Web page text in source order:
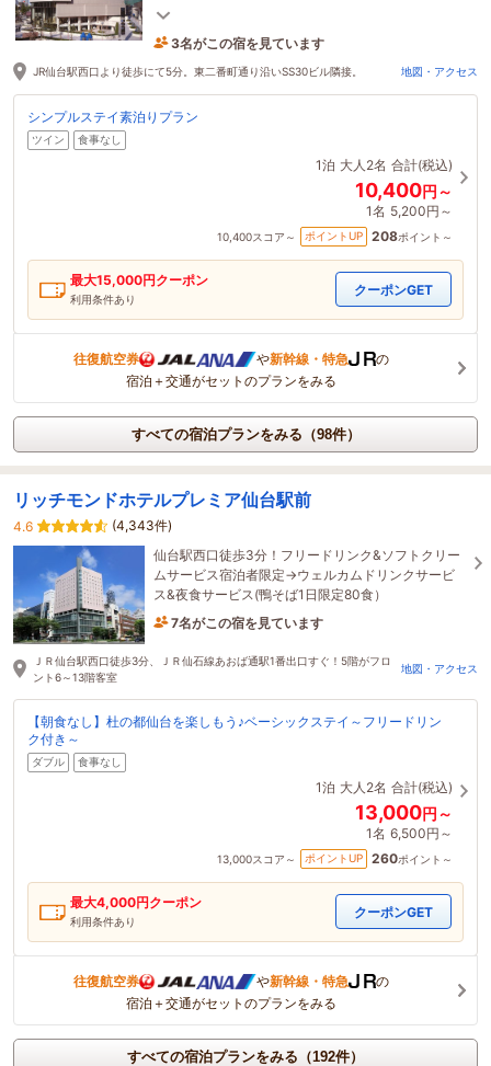
供する【宮城を旅する朝食ビュッフェ】もご賞味く
3名がこの宿を見ています
28分前に予約されました
JR仙台駅西口より徒歩にて5分。東二番町通り沿いSS30ビル隣接。 地図・アクセス
シンプルステイ素泊りプラン
ツイン 食事なし
1泊 大人2名 合計(税込)
10,400円～
1名 5,200円～
10,400スコア～ ポイントUP 208ポイント～
最大15,000円クーポン
利用条件あり
クーポンGET
往復航空券 や新幹線・特急
の
宿泊＋交通がセットのプランをみる
すべての宿泊プランをみる（98件）
リッチモンドホテルプレミア仙台駅前
4.6
(4,343件)
仙台駅西口徒歩3分！フリードリンク&ソフトクリー
ムサービス宿泊者限定→ウェルカムドリンクサービ
ス&夜食サービス(鴨そば1日限定80食）
7名がこの宿を見ています
ＪＲ仙台駅西口徒歩3分、ＪＲ仙石線あおば通駅1番出口すぐ！5階がフロ
ント6～13階客室
地図・アクセス
【朝食なし】杜の都仙台を楽しもう♪ベーシックステイ～フリードリン
ク付き～
ダブル 食事なし
1泊 大人2名 合計(税込)
13,000円～
1名 6,500円～
13,000スコア～ ポイントUP 260ポイント～
最大4,000円クーポン
利用条件あり
クーポンGET
往復航空券 や新幹線・特急
の
宿泊＋交通がセットのプランをみる
すべての宿泊プランをみる（192件）